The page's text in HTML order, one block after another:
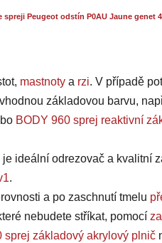
spreji Peugeot odstín P0AU Jaune genet
mastnoty a rzi. V případě
základovou barvu,
BODY 960 sprej reaktivní
ideální odrezovač a kvalitní
.
a po zaschnutí tmelu
nebudete stříkat, pomocí
sprej základový akrylový plnič